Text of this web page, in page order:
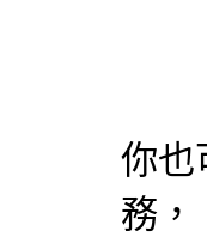
你也
務，